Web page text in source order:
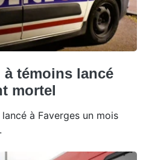
à témoins lancé
mortel
à Faverges un mois